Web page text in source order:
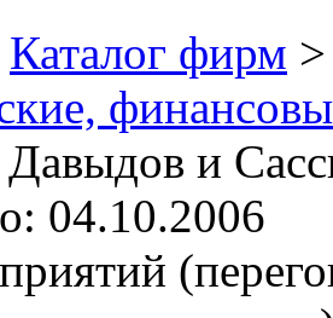
Каталог фирм
и
04.10.2006